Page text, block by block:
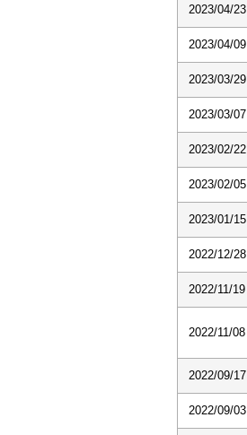
2023/04/23
2023/04/09
2023/03/29
2023/03/07
2023/02/22
2023/02/05
2023/01/15
2022/12/28
2022/11/19
2022/11/08
2022/09/17
2022/09/03